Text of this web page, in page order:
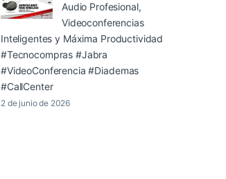
Audio Profesional,
Videoconferencias
Inteligentes y Máxima Productividad
#Tecnocompras #Jabra
#VideoConferencia #Diademas
#CallCenter
2 de junio de 2026